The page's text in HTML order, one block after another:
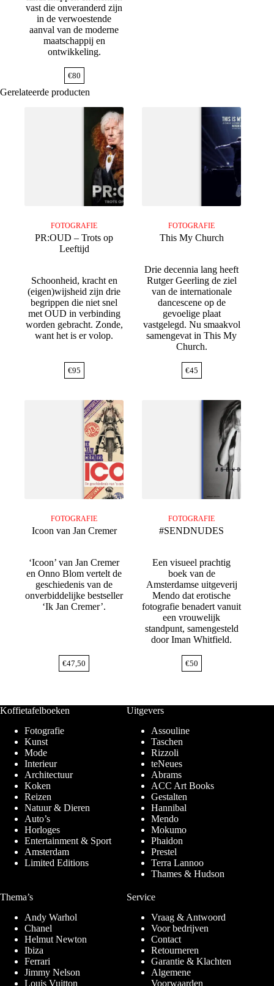
vast die onveranderd zijn
in de verwoestende
aanval van de moderne
maatschappij en
ontwikkeling.
€80
Gerelateerde producten
FOTOGRAFIE
PR:OUD – Trots op
Leeftijd
Schoonheid, kracht en
(eigen)wijsheid zijn drie
begrippen die niet snel
met OUD in verbinding
worden gebracht. Zonde,
want het is er volop.
€95
FOTOGRAFIE
This My Church
Drie decennia lang heeft
Rutger Geerling de ziel
van de internationale
dancescene op de
gevoelige plaat
vastgelegd. Nu smaakvol
samengevat in This My
Church.
€45
FOTOGRAFIE
Icoon van Jan Cremer
‘Icoon’ van Jan Cremer
en Onno Blom vertelt de
geschiedenis van de
onverbiddelijke bestseller
‘Ik Jan Cremer’.
€47,50
FOTOGRAFIE
#SENDNUDES
Een visueel prachtig
boek van de
Amsterdamse uitgeverij
Mendo dat erotische
fotografie benadert vanuit
een vrouwelijk
standpunt, samengesteld
door Iman Whitfield.
€50
Koffietafelboeken
Fotografie
Kunst
Mode
Interieur
Architectuur
Koken
Reizen
Natuur & Dieren
Auto’s
Horloges
Entertainment & Sport
Amsterdam
Limited Editions
Uitgevers
Assouline
Taschen
Rizzoli
teNeues
Abrams
ACC Art Books
Gestalten
Hannibal
Mendo
Mokumo
Phaidon
Prestel
Terra Lannoo
Thames & Hudson
Thema’s
Andy Warhol
Chanel
Helmut Newton
Ibiza
Ferrari
Jimmy Nelson
Louis Vuitton
Service
Vraag & Antwoord
Voor bedrijven
Contact
Retourneren
Garantie & Klachten
Algemene
Voorwaarden